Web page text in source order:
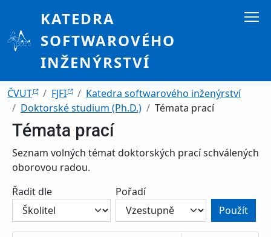
KATEDRA
SOFTWAROVÉHO
INŽENÝRSTVÍ
Drobečková navigace
ČVUT FJFI
Katedra softwarového inženýrství
Doktorské studium (Ph.D.)
Témata prací
Témata prací
Seznam volných témat doktorských prací schválených
oborovou radou.
Řadit dle
Pořadí